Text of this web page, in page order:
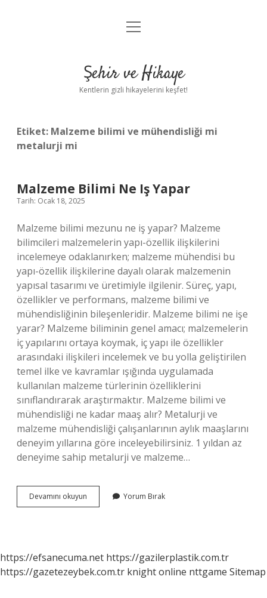
Anasayfa
Yasal Uyarı
menüyü
Şehir ve Hikaye
Kentlerin gizli hikayelerini keşfet!
Etiket: Malzeme bilimi ve mühendisliği mi
metalurji mi
Malzeme Bilimi Ne Iş Yapar
Tarih: Ocak 18, 2025
Malzeme bilimi mezunu ne iş yapar? Malzeme
bilimcileri malzemelerin yapı-özellik ilişkilerini
incelemeye odaklanırken; malzeme mühendisi bu
yapı-özellik ilişkilerine dayalı olarak malzemenin
yapısal tasarımı ve üretimiyle ilgilenir. Süreç, yapı,
özellikler ve performans, malzeme bilimi ve
mühendisliğinin bileşenleridir. Malzeme bilimi ne işe
yarar? Malzeme biliminin genel amacı; malzemelerin
iç yapılarını ortaya koymak, iç yapı ile özellikler
arasındaki ilişkileri incelemek ve bu yolla geliştirilen
temel ilke ve kavramlar ışığında uygulamada
kullanılan malzeme türlerinin özelliklerini
sınıflandırarak araştırmaktır. Malzeme bilimi ve
mühendisliği ne kadar maaş alır? Metalurji ve
malzeme mühendisliği çalışanlarının aylık maaşlarını
deneyim yıllarına göre inceleyebilirsiniz. 1 yıldan az
deneyime sahip metalurji ve malzeme…
Devamını okuyun Malzeme
Bilimi
Yorum Bırak
https://efsanecuma.net https://gazilerplastik.com.tr
https://gazetezeybek.com.tr knight online nttgame Sitemap